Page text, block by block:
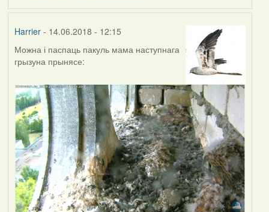
Harrier- 14.06.2018 - 12:15
Можна і паспаць пакуль мама наступнага
грызуна прынясе: